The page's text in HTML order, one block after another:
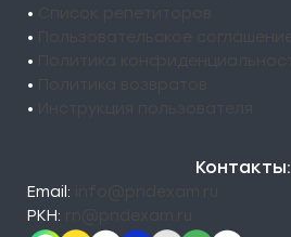
•
•
•
•
•
Контакты:
Email:
РКН: